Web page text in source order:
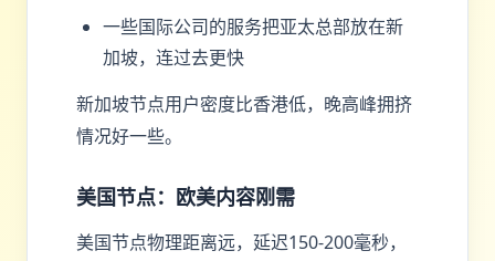
一些国际公司的服务把亚太总部放在新
加坡，连过去更快
新加坡节点用户密度比香港低，晚高峰拥挤
情况好一些。
美国节点：欧美内容刚需
美国节点物理距离远，延迟150-200毫秒，